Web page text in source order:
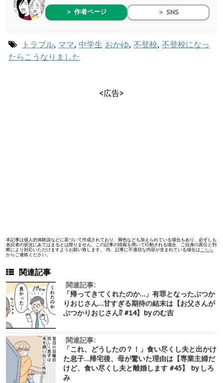
＞ 作者ページ ＞ SNS
トラブル, ママ, 中学生 おかゆ, 不登校, 不登校になっ
たらこうなりました
<広告>
本記事は個人的体験談などに基づいて作成されており、脚色なども加えられている場合もあり、必ずしも
各読者の状況にあてはまるとは限りません。この記事の情報を用いて行動される場合、ご自身の責任と判
断により対応いただけますようお願い致します。 尚、記事に不適切な内容が含まれている場合は こちら
からご連絡ください。
関連記事
関連記事:
「帰ってきてくれたのか…」有罪となったぶつか
りおじさん…甘すぎる期待の結末は【お父さんが
ぶつかりおじさん⁉︎ #14】by のむ吉
関連記事:
「これ、どうしたの？！」食い尽くし夫と出かけ
た息子…帰宅後、母が驚いた理由は【専業主婦だ
けど、食い尽くし夫と離婚します #45】 by しろ
み